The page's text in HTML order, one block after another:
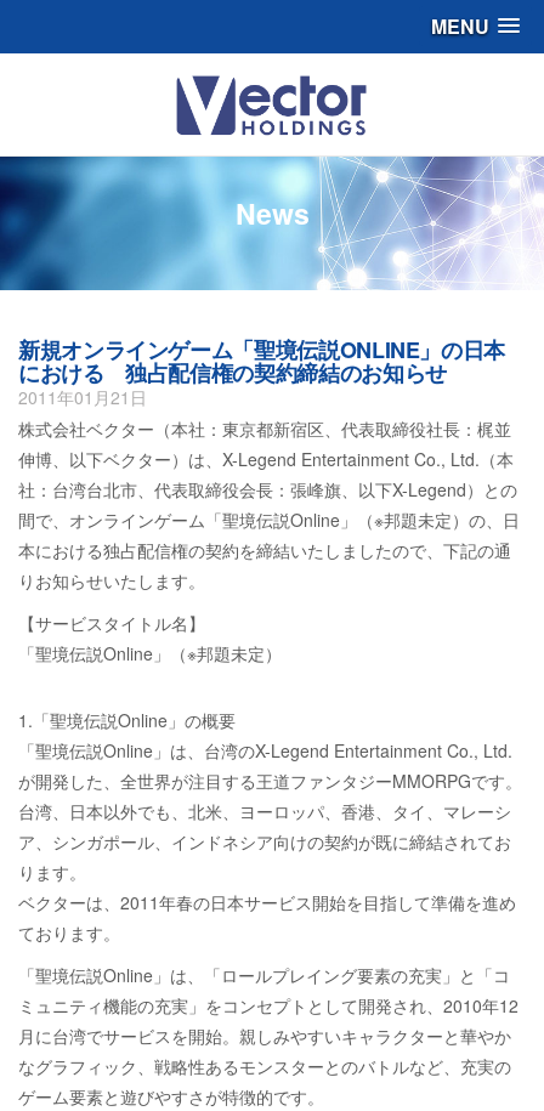
MENU
News
新規オンラインゲーム「聖境伝説ONLINE」の日本
における 独占配信権の契約締結のお知らせ
2011年01月21日
株式会社ベクター（本社：東京都新宿区、代表取締役社長：梶並
伸博、以下ベクター）は、X-Legend Entertainment Co., Ltd.（本
社：台湾台北市、代表取締役会長：張峰旗、以下X-Legend）との
間で、オンラインゲーム「聖境伝説Online」（※邦題未定）の、日
本における独占配信権の契約を締結いたしましたので、下記の通
りお知らせいたします。
【サービスタイトル名】
「聖境伝説Online」（※邦題未定）
1.「聖境伝説Online」の概要
「聖境伝説Online」は、台湾のX-Legend Entertainment Co., Ltd.
が開発した、全世界が注目する王道ファンタジーMMORPGです。
台湾、日本以外でも、北米、ヨーロッパ、香港、タイ、マレーシ
ア、シンガポール、インドネシア向けの契約が既に締結されてお
ります。
ベクターは、2011年春の日本サービス開始を目指して準備を進め
ております。
「聖境伝説Online」は、「ロールプレイング要素の充実」と「コ
ミュニティ機能の充実」をコンセプトとして開発され、2010年12
月に台湾でサービスを開始。親しみやすいキャラクターと華やか
なグラフィック、戦略性あるモンスターとのバトルなど、充実の
ゲーム要素と遊びやすさが特徴的です。